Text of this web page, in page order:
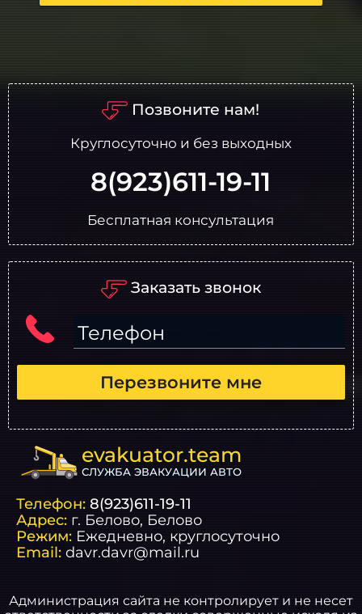
Позвоните нам!
Круглосуточно и без выходных
8(923)611-19-11
Бесплатная консультация
Заказать звонок
Телефон
Перезвоните мне
evakuator.team
СЛУЖБА ЭВАКУАЦИИ АВТО
Телефон: 8(923)611-19-11
Адрес: г. Белово, Белово
Режим: Ежедневно, круглосуточно
Email: davr.davr@mail.ru
Администрация сайта не контролирует и не несет